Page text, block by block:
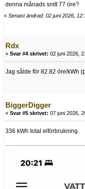
denna månads snitt 77 öre?
« Senast ändrad: 02 juni 2026,
Rdx
« Svar #4 skrivet: 02 juni 2026,
Jag sålde för 82.82 öre/kWh
BiggerDigger
« Svar #5 skrivet: 07 juni 2026,
336 kWh total elförbrukning.